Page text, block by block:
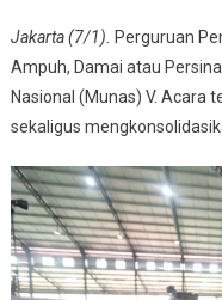
Jakarta (7/1).
Perguruan
Ampuh, Damai atau
Nasional (Munas) V. Acara
sekaligus